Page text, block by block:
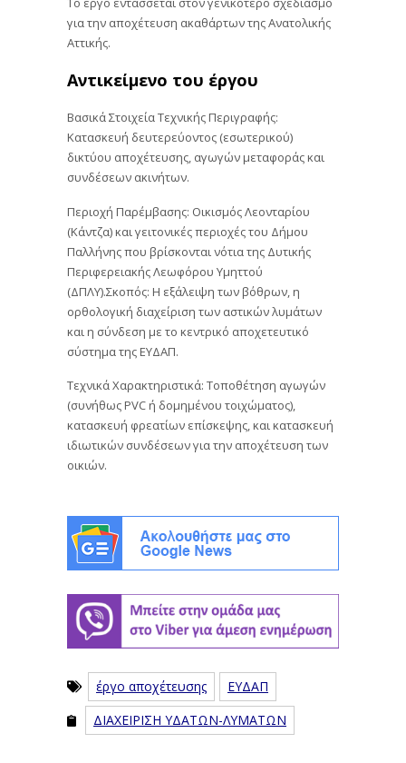
για την αποχέτευση ακαθάρτων της Ανατολικής
Αττικής.
Αντικείμενο του έργου
Βασικά Στοιχεία Τεχνικής Περιγραφής:
Κατασκευή δευτερεύοντος (εσωτερικού)
δικτύου αποχέτευσης, αγωγών μεταφοράς και
συνδέσεων ακινήτων.
Περιοχή Παρέμβασης: Οικισμός Λεονταρίου
(Κάντζα) και γειτονικές περιοχές του Δήμου
Παλλήνης που βρίσκονται νότια της Δυτικής
Περιφερειακής Λεωφόρου Υμηττού
(ΔΠΛΥ).Σκοπός: Η εξάλειψη των βόθρων, η
ορθολογική διαχείριση των αστικών λυμάτων
και η σύνδεση με το κεντρικό αποχετευτικό
σύστημα της ΕΥΔΑΠ.
Τεχνικά Χαρακτηριστικά: Τοποθέτηση αγωγών
(συνήθως PVC ή δομημένου τοιχώματος),
κατασκευή φρεατίων επίσκεψης, και κατασκευή
ιδιωτικών συνδέσεων για την αποχέτευση των
οικιών.
έργο αποχέτευσης
ΕΥΔΑΠ
ΔΙΑΧΕΙΡΙΣΗ ΥΔΑΤΩΝ-ΛΥΜΑΤΩΝ